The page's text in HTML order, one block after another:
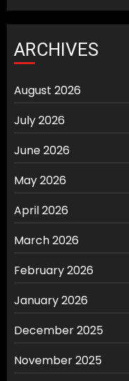
ARCHIVES
August 2026
July 2026
June 2026
May 2026
April 2026
March 2026
February 2026
January 2026
December 2025
November 2025